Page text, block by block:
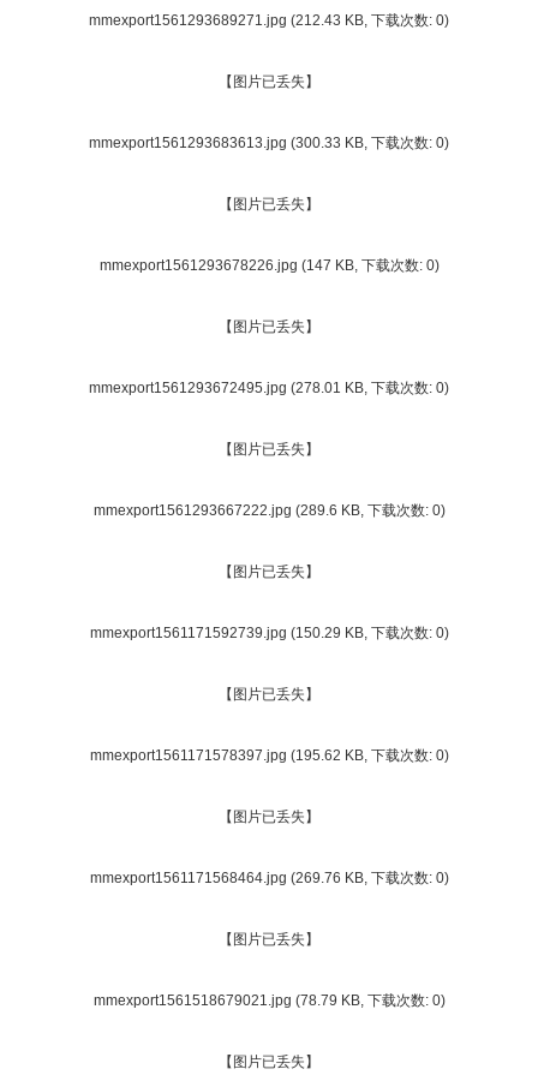
mmexport1561293689271.jpg (212.43 KB, 下载次数: 0)
【图片已丢失】
mmexport1561293683613.jpg (300.33 KB, 下载次数: 0)
【图片已丢失】
mmexport1561293678226.jpg (147 KB, 下载次数: 0)
【图片已丢失】
mmexport1561293672495.jpg (278.01 KB, 下载次数: 0)
【图片已丢失】
mmexport1561293667222.jpg (289.6 KB, 下载次数: 0)
【图片已丢失】
mmexport1561171592739.jpg (150.29 KB, 下载次数: 0)
【图片已丢失】
mmexport1561171578397.jpg (195.62 KB, 下载次数: 0)
【图片已丢失】
mmexport1561171568464.jpg (269.76 KB, 下载次数: 0)
【图片已丢失】
mmexport1561518679021.jpg (78.79 KB, 下载次数: 0)
【图片已丢失】